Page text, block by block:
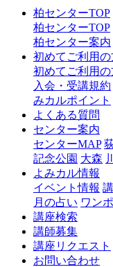
柏センターTOP
柏センターTOP
柏センター案内
初めてご利用
初めてご利用
入会・受講規約
みカルポイント
よくある質問
センター案内
センターMAP
記念公園 大森
よみカル情報
イベント情報
月の占い ワン
講座検索
講師募集
講座リクエスト
お問い合わせ